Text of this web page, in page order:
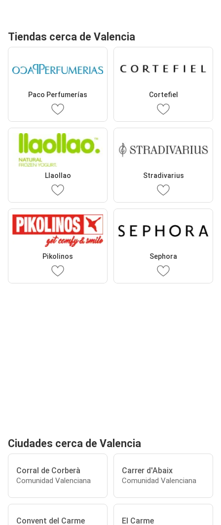
Tiendas cerca de Valencia
Paco Perfumerías Cortefiel
Llaollao Stradivarius
Pikolinos Sephora
Ciudades cerca de Valencia
Corral de Corberà
Comunidad Valenciana
Carrer d'Abaix
Comunidad Valenciana
Convent del Carme El Carme